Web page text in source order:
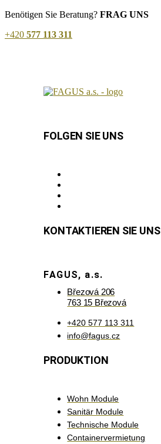
Benötigen Sie Beratung? FRAG UNS
+420 577 113 311
FOLGEN SIE UNS
KONTAKTIEREN SIE UNS
FAGUS, a.s.
Březová 206
763 15 Březová
+420 577 113 311
info@fagus.cz
PRODUKTION
Wohn Module
Sanitär Module
Technische Module
Containervermietung